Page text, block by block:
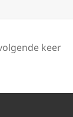
keer